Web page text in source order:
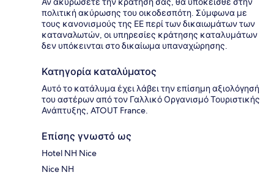
πολιτική ακύρωσης του οικοδεσπότη. Σύμφωνα με
τους κανονισμούς της ΕΕ περί των δικαιωμάτων των
καταναλωτών, οι υπηρεσίες κράτησης καταλυμάτων
δεν υπόκεινται στο δικαίωμα υπαναχώρησης.
Κατηγορία καταλύματος
Αυτό το κατάλυμα έχει λάβει την επίσημη αξιολόγησή
του αστέρων από τον Γαλλικό Οργανισμό Τουριστικής
Ανάπτυξης, ATOUT France.
Επίσης γνωστό ως
Hotel NH Nice
Nice NH